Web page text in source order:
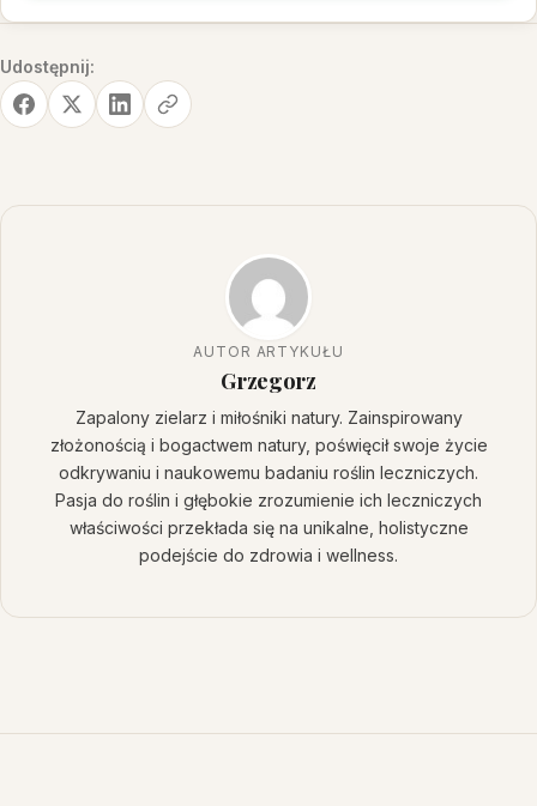
Udostępnij:
AUTOR ARTYKUŁU
Grzegorz
Zapalony zielarz i miłośniki natury. Zainspirowany
złożonością i bogactwem natury, poświęcił swoje życie
odkrywaniu i naukowemu badaniu roślin leczniczych.
Pasja do roślin i głębokie zrozumienie ich leczniczych
właściwości przekłada się na unikalne, holistyczne
podejście do zdrowia i wellness.